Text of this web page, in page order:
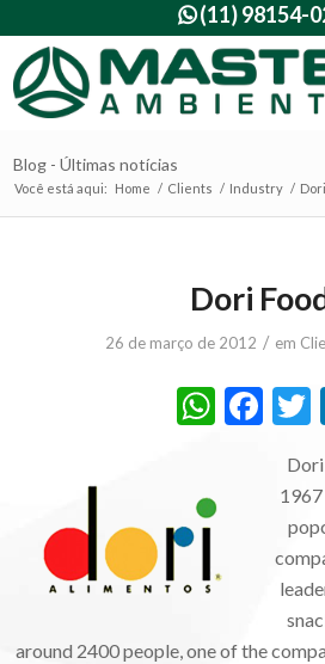
(11) 98154-
Blog - Últimas notícias
Você está aqui: Home / Clients / Industry /
Dori
26 de março de 2012 / em
around 2400 people, one of the